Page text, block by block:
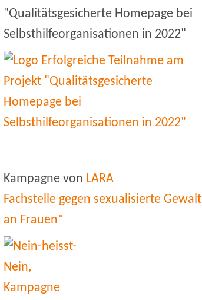
"Qualitätsgesicherte Homepage bei
Selbsthilfeorganisationen in 2022"
Kampagne von LARA
Fachstelle gegen sexualisierte Gewalt
an Frauen*